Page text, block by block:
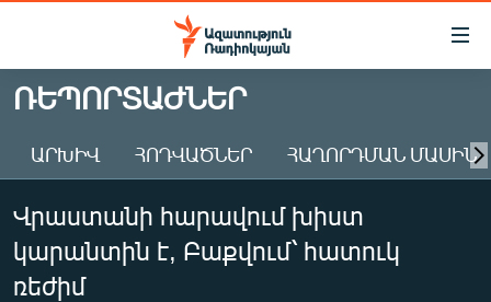
Մատչելիության
Անցնել
հիմնական
Անցնել
հիմնական
մենյուին
Որոնում
ԱԶԱՏՈՒԹՅՈՒՆ TV
ՀԱՅԱՍՏԱՆ
ԸՆՏՐՈՒԹՅՈՒՆՆԵՐ 2026
ԻՐԱՎՈՒՆՔ
ՌԵՊՈՐՏԱԺՆԵՐ
ԱՐԽԻՎ ՀՈԴՎԱԾՆԵՐ ՀԱՂՈՐԴՄԱՆ ՄԱՍԻՆ
Վրաստանի հարավում խիստ
կարանտին է, Բաքվում՝ հատուկ
ռեժիմ